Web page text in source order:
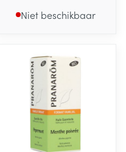
Niet beschikbaar